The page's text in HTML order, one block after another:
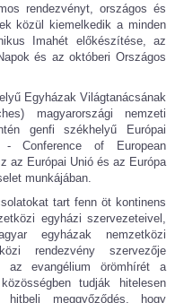
rendezvényt, országos és
közül kiemelkedik a minden
Imahét előkészítése, az
és az októberi Országos
Egyházak Világtanácsának
magyarországi nemzeti
genfi székhelyű Európai
- Conference of European
az Európai Unió és az Európa
munkájában.
tart fenn öt kontinens
egyházi szervezeteivel,
egyházak nemzetközi
rendezvény szervezője
az evangélium örömhírét a
tudják hitelesen
meggyőződés, hogy